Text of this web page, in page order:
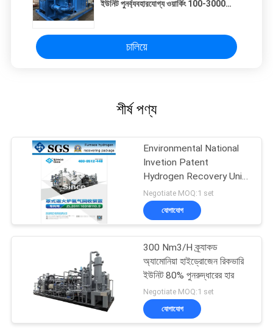
ইউনিট পুনর্ব্যবহারযোগ্য ওয়ার্কিং 100-3000
চালিয়ে
শীর্ষ পণ্য
Environmental National
Invetion Patent
Hydrogen Recovery Unit
Ammonia Plant
Negotiate MOQ:1 set
যোগাযোগ
300 Nm3/H ক্র্যাকড
অ্যামোনিয়া হাইড্রোজেন রিকভারি
ইউনিট 80% পুনরুদ্ধারের হার
Negotiate MOQ:1 set
যোগাযোগ